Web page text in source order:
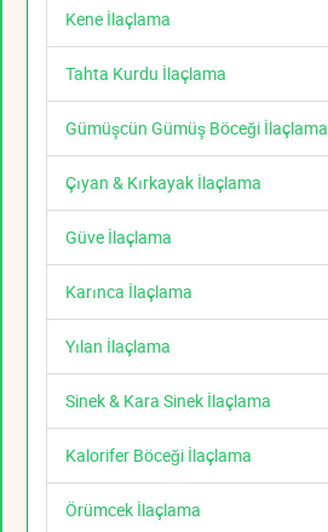
Kene İlaçlama
Tahta Kurdu İlaçlama
Gümüşcün Gümüş Böceği İlaçlama
Çıyan & Kırkayak İlaçlama
Güve İlaçlama
Karınca İlaçlama
Yılan İlaçlama
Sinek & Kara Sinek İlaçlama
Kalorifer Böceği İlaçlama
Örümcek İlaçlama